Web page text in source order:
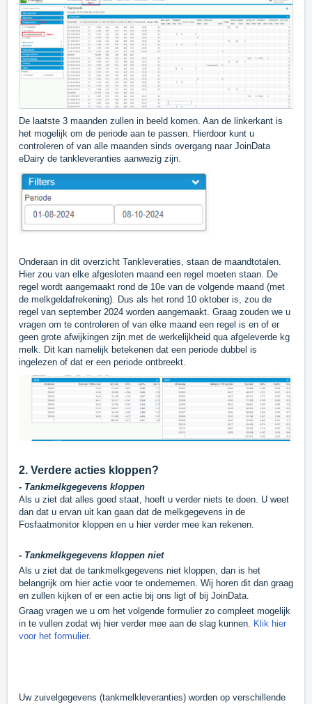
De laatste 3 maanden zullen in beeld komen. Aan de linkerkant is
het mogelijk om de periode aan te passen. Hierdoor kunt u
controleren of van alle maanden sinds overgang naar JoinData
eDairy de tankleveranties aanwezig zijn.
Onderaan in dit overzicht Tankleveraties, staan de maandtotalen.
Hier zou van elke afgesloten maand een regel moeten staan. De
regel wordt aangemaakt rond de 10e van de volgende maand (met
de melkgeldafrekening). Dus als het rond 10 oktober is, zou de
regel van september 2024 worden aangemaakt. Graag zouden we u
vragen om te controleren of van elke maand een regel is en of er
geen grote afwijkingen zijn met de werkelijkheid qua afgeleverde kg
melk. Dit kan namelijk betekenen dat een periode dubbel is
ingelezen of dat er een periode ontbreekt.
2. Verdere acties kloppen?
- Tankmelkgegevens kloppen
Als u ziet dat alles goed staat, hoeft u verder niets te doen. U weet
dan dat u ervan uit kan gaan dat de melkgegevens in de
Fosfaatmonitor kloppen en u hier verder mee kan rekenen.
- Tankmelkgegevens kloppen niet
Als u ziet dat de tankmelkgegevens niet kloppen, dan is het
belangrijk om hier actie voor te ondernemen. Wij horen dit dan graag
en zullen kijken of er een actie bij ons ligt of bij JoinData.
Graag vragen we u om het volgende formulier zo compleet mogelijk
in te vullen zodat wij hier verder mee aan de slag kunnen. Klik hier
voor het formulier.
Uw zuivelgegevens (tankmelkleveranties) worden op verschillende